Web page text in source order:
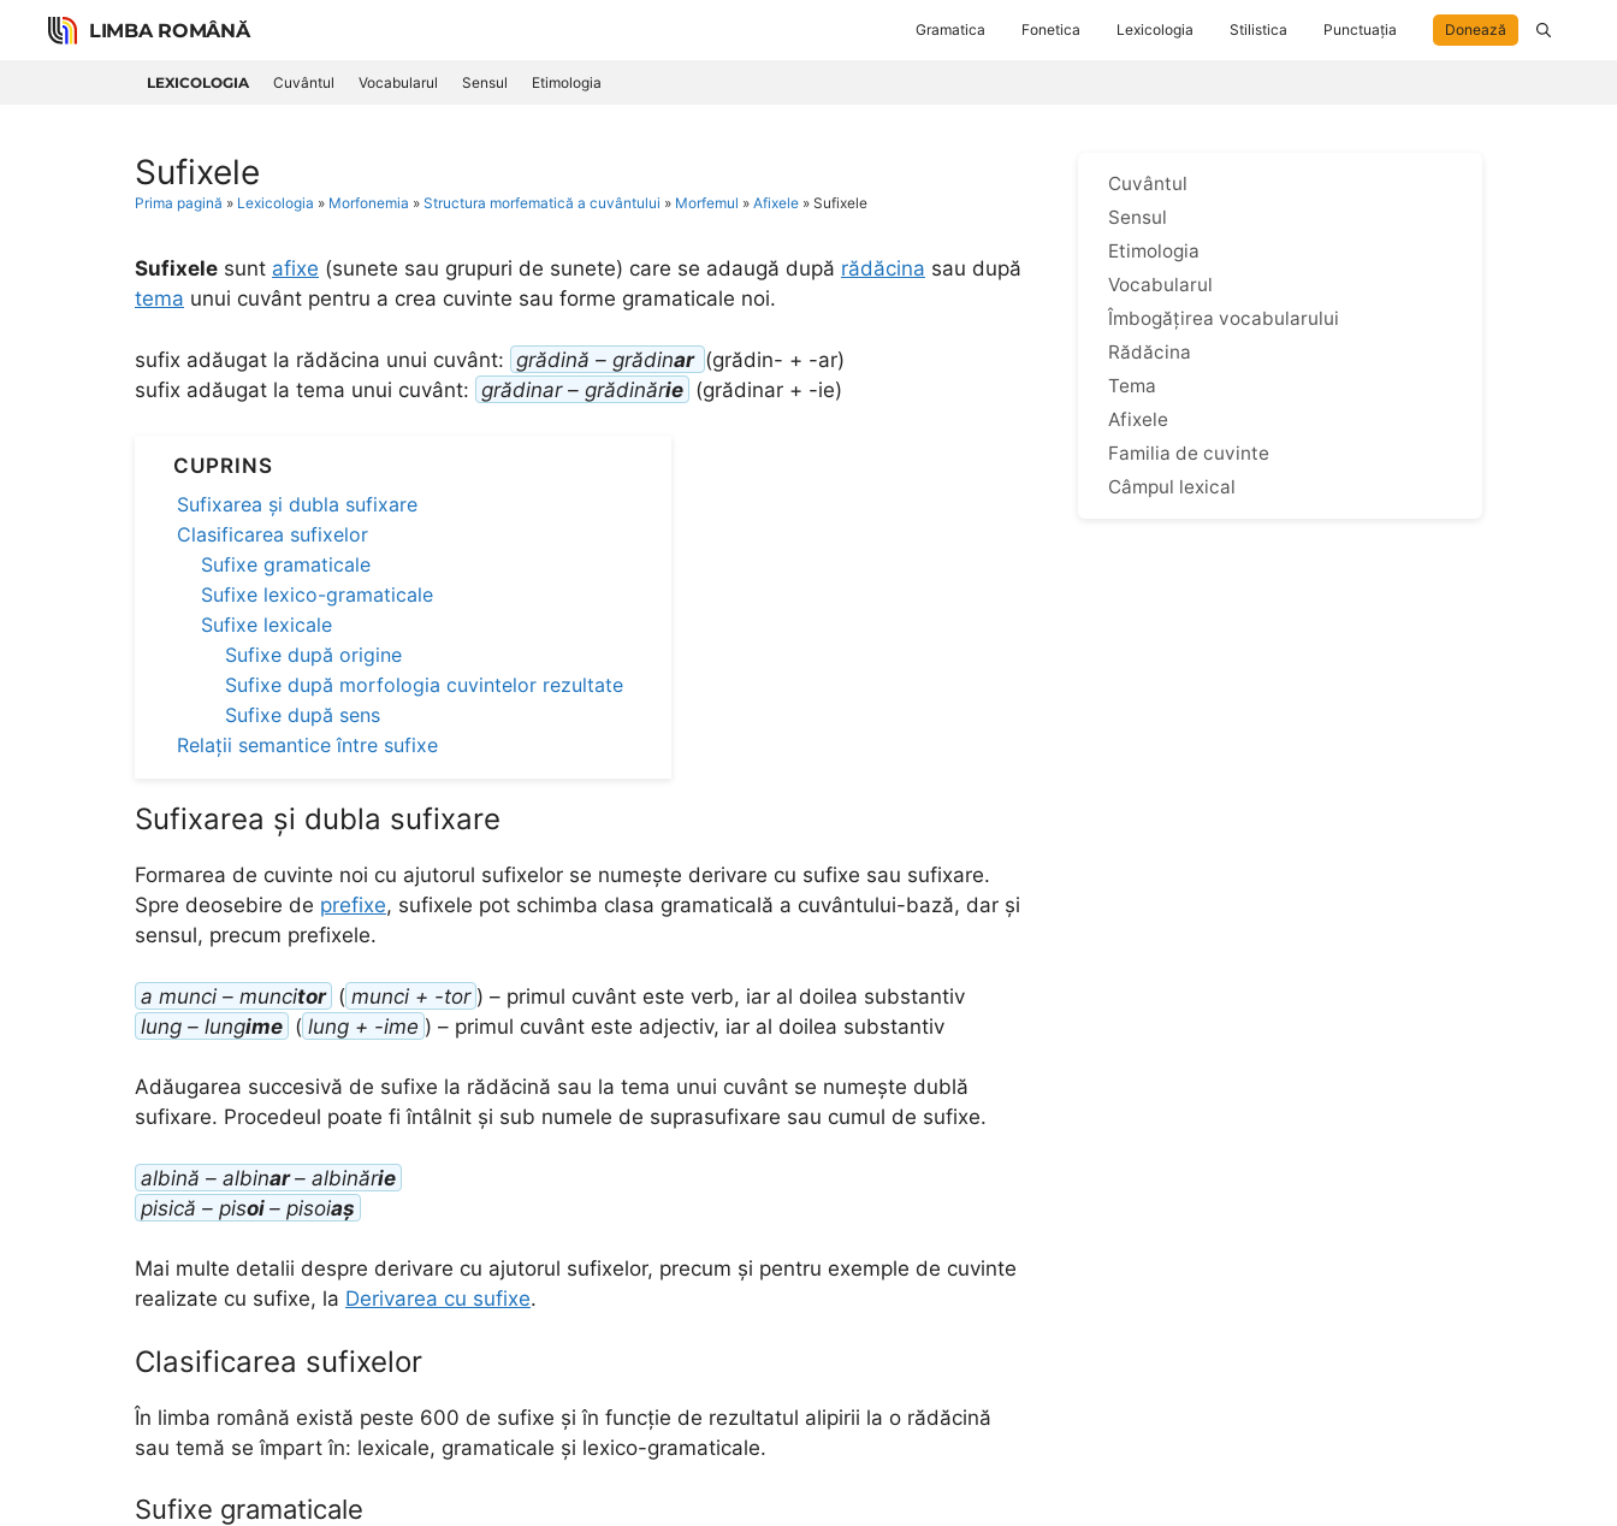
LIMBA ROMÂNĂ Gramatica Fonetica Lexicologia Stilistica Punctuația Donează
LEXICOLOGIA Cuvântul Vocabularul Sensul Etimologia
Sufixele
Prima pagină » Lexicologia » Morfonemia » Structura morfematică a cuvântului » Morfemul » Afixele » Sufixele
Sufixele sunt afixe (sunete sau grupuri de sunete) care se adaugă după rădăcina sau după
tema unui cuvânt pentru a crea cuvinte sau forme gramaticale noi.
sufix adăugat la rădăcina unui cuvânt: grădină – grădinar (grădin- + -ar)
sufix adăugat la tema unui cuvânt: grădinar – grădinărie (grădinar + -ie)
CUPRINS
Sufixarea și dubla sufixare
Clasificarea sufixelor
Sufixe gramaticale
Sufixe lexico-gramaticale
Sufixe lexicale
Sufixe după origine
Sufixe după morfologia cuvintelor rezultate
Sufixe după sens
Relații semantice între sufixe
Sufixarea și dubla sufixare
Formarea de cuvinte noi cu ajutorul sufixelor se numește derivare cu sufixe sau sufixare.
Spre deosebire de prefixe, sufixele pot schimba clasa gramaticală a cuvântului-bază, dar și
sensul, precum prefixele.
a munci – muncitor ( munci + -tor ) – primul cuvânt este verb, iar al doilea substantiv
lung – lungime ( lung + -ime ) – primul cuvânt este adjectiv, iar al doilea substantiv
Adăugarea succesivă de sufixe la rădăcină sau la tema unui cuvânt se numește dublă
sufixare. Procedeul poate fi întâlnit și sub numele de suprasufixare sau cumul de sufixe.
albină – albinar– albinărie
pisică – pisoi – pisoiaș
Mai multe detalii despre derivare cu ajutorul sufixelor, precum și pentru exemple de cuvinte
realizate cu sufixe, la Derivarea cu sufixe.
Clasificarea sufixelor
În limba română există peste 600 de sufixe și în funcție de rezultatul alipirii la o rădăcină
sau temă se împart în: lexicale, gramaticale și lexico-gramaticale.
Sufixe gramaticale
Cuvântul
Sensul
Etimologia
Vocabularul
Îmbogățirea vocabularului
Rădăcina
Tema
Afixele
Familia de cuvinte
Câmpul lexical